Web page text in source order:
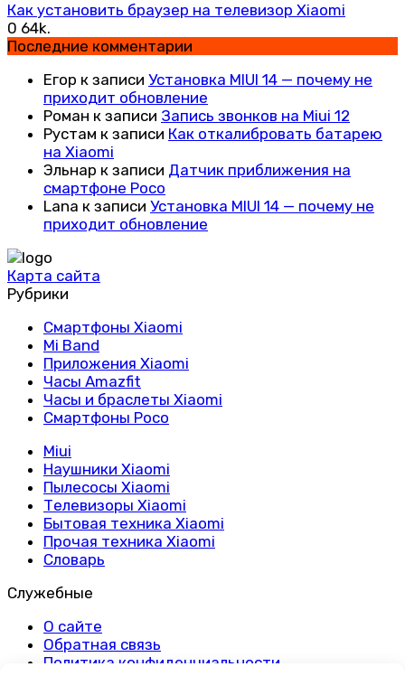
Как установить браузер на телевизор Xiaomi
0 64k.
Последние комментарии
Егор к записи Установка MIUI 14 — почему не
приходит обновление
Роман к записи Запись звонков на Miui 12
Рустам к записи Как откалибровать батарею
на Xiaomi
Эльнар к записи Датчик приближения на
смартфоне Poco
Lana к записи Установка MIUI 14 — почему не
приходит обновление
Карта сайта
Рубрики
Смартфоны Xiaomi
Mi Band
Приложения Xiaomi
Часы Amazfit
Часы и браслеты Xiaomi
Смартфоны Poco
Miui
Наушники Xiaomi
Пылесосы Xiaomi
Телевизоры Xiaomi
Бытовая техника Xiaomi
Прочая техника Xiaomi
Словарь
Служебные
О сайте
Обратная связь
Политика конфиденциальности